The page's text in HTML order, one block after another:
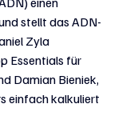
stellt das ADN-
Zyla
Essentials für
Damian Bieniek,
einfach kalkuliert